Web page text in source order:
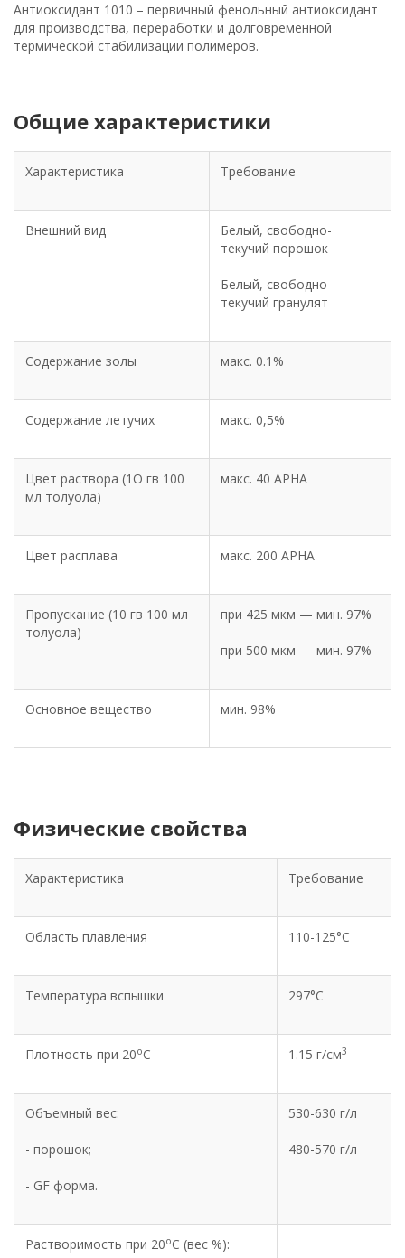
Антиоксидант 1010 – первичный фенольный антиоксидант
для производства, переработки и долговременной
термической стабилизации полимеров.
Общие характеристики
Характеристика Требование
Внешний вид
Белый, свободно-
текучий порошок
Белый, свободно-
текучий гранулят
Содержание золы макс. 0.1%
Содержание летучих макс. 0,5%
Цвет раствора (1О гв 100
мл толуола)
макс. 40 АРНА
Цвет расплава макс. 200 АРНА
Пропускание (10 гв 100 мл
толуола)
при 425 мкм — мин. 97%
при 500 мкм — мин. 97%
Основное вещество мин. 98%
Физические свойства
Характеристика Требование
Область плавления 110-125°С
Температура вспышки 297°С
Плотность при 20oC 1.15 г/см3
Объемный вес:
- порошок;
- GF форма.
530-630 г/л
480-570 г/л
Растворимость при 20oC (вес %):